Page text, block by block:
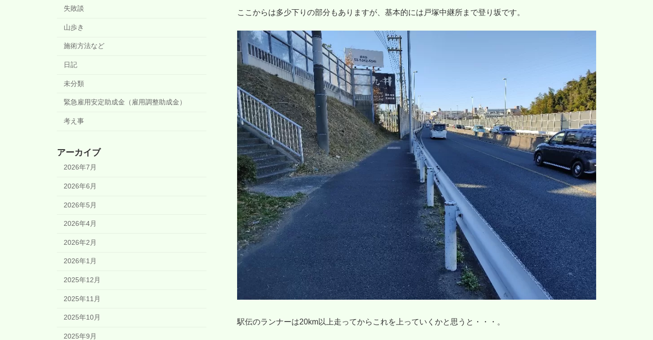
ここからは多少下りの部分もありますが、基本的には戸塚中継所まで登り坂です。
駅伝のランナーは20km以上走ってからこれを上っていくかと思うと・・・。
失敗談
山歩き
施術方法など
日記
未分類
緊急雇用安定助成金（雇用調整助成金）
考え事
アーカイブ
2026年7月
2026年6月
2026年5月
2026年4月
2026年2月
2026年1月
2025年12月
2025年11月
2025年10月
2025年9月